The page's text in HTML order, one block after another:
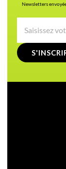
Newsletters